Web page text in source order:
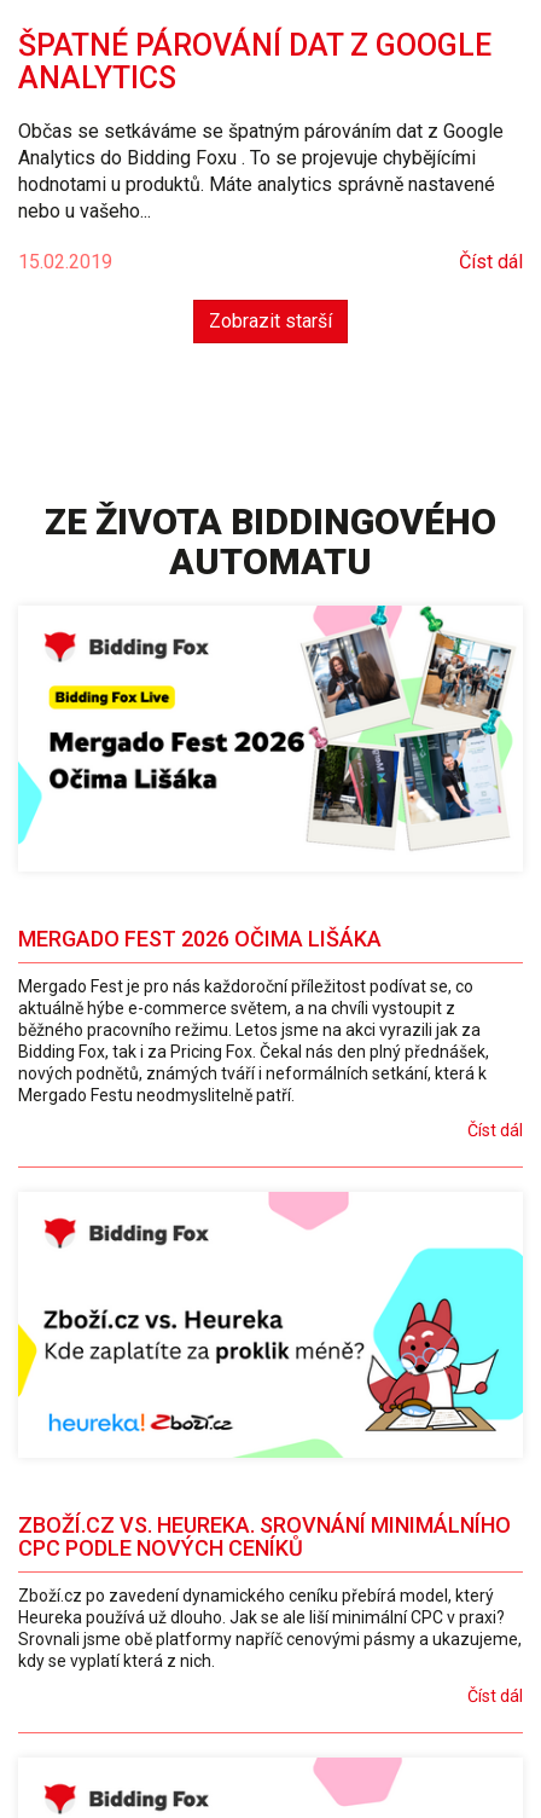
ŠPATNÉ PÁROVÁNÍ DAT Z GOOGLE
ANALYTICS
Občas se setkáváme se špatným párováním dat z Google
Analytics do Bidding Foxu . To se projevuje chybějícími
hodnotami u produktů. Máte analytics správně nastavené
nebo u vašeho...
15.02.2019 Číst dál
Zobrazit starší
ZE ŽIVOTA BIDDINGOVÉHO
AUTOMATU
MERGADO FEST 2026 OČIMA LIŠÁKA
Mergado Fest je pro nás každoroční příležitost podívat se, co
aktuálně hýbe e-commerce světem, a na chvíli vystoupit z
běžného pracovního režimu. Letos jsme na akci vyrazili jak za
Bidding Fox, tak i za Pricing Fox. Čekal nás den plný přednášek,
nových podnětů, známých tváří i neformálních setkání, která k
Mergado Festu neodmyslitelně patří.
Číst dál
ZBOŽÍ.CZ VS. HEUREKA. SROVNÁNÍ MINIMÁLNÍHO
CPC PODLE NOVÝCH CENÍKŮ
Zboží.cz po zavedení dynamického ceníku přebírá model, který
Heureka používá už dlouho. Jak se ale liší minimální CPC v praxi?
Srovnali jsme obě platformy napříč cenovými pásmy a ukazujeme,
kdy se vyplatí která z nich.
Číst dál